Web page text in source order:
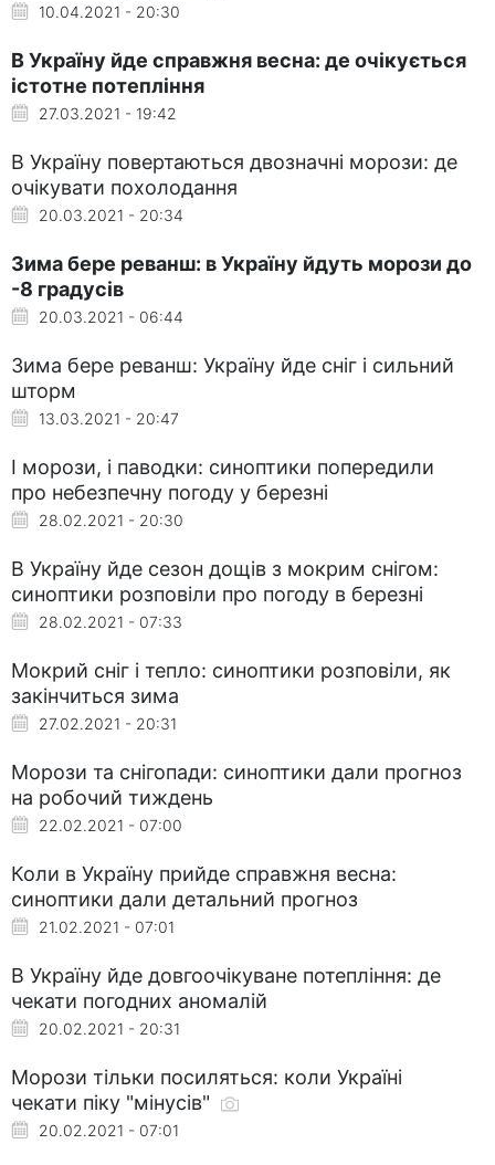
10.04.2021 - 20:30
В Україну йде справжня весна: де очікується
істотне потепління
27.03.2021 - 19:42
В Україну повертаються двозначні морози: де
очікувати похолодання
20.03.2021 - 20:34
Зима бере реванш: в Україну йдуть морози до
-8 градусів
20.03.2021 - 06:44
Зима бере реванш: Україну йде сніг і сильний
шторм
13.03.2021 - 20:47
І морози, і паводки: синоптики попередили
про небезпечну погоду у березні
28.02.2021 - 20:30
В Україну йде сезон дощів з мокрим снігом:
синоптики розповіли про погоду в березні
28.02.2021 - 07:33
Мокрий сніг і тепло: синоптики розповіли, як
закінчиться зима
27.02.2021 - 20:31
Морози та снігопади: синоптики дали прогноз
на робочий тиждень
22.02.2021 - 07:00
Коли в Україну прийде справжня весна:
синоптики дали детальний прогноз
21.02.2021 - 07:01
В Україну йде довгоочікуване потепління: де
чекати погодних аномалій
20.02.2021 - 20:31
Морози тільки посиляться: коли Україні
чекати піку "мінусів"
20.02.2021 - 07:01